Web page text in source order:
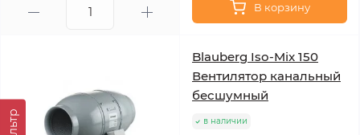
В корзину
Blauberg Iso-Mix 150
Вентилятор канальный
бесшумный
в наличии